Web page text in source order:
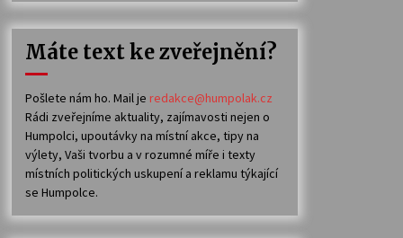
Máte text ke zveřejnění?
Pošlete nám ho. Mail je redakce@humpolak.cz
Rádi zveřejníme aktuality, zajímavosti nejen o
Humpolci, upoutávky na místní akce, tipy na
výlety, Vaši tvorbu a v rozumné míře i texty
místních politických uskupení a reklamu týkající
se Humpolce.